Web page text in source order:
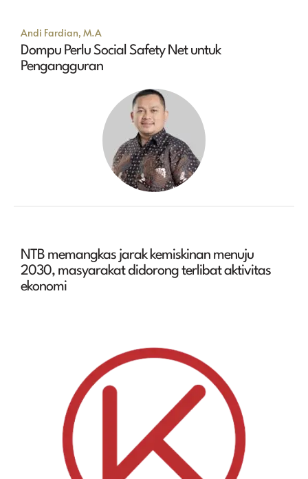
Andi Fardian, M.A
Dompu Perlu Social Safety Net untuk
Pengangguran
NTB memangkas jarak kemiskinan menuju
2030, masyarakat didorong terlibat aktivitas
ekonomi